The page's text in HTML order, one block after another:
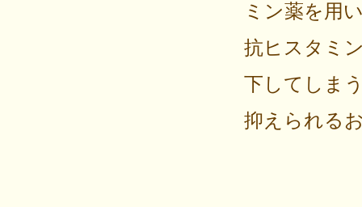
ミン薬を用
抗ヒスタミ
下してしま
抑えられる